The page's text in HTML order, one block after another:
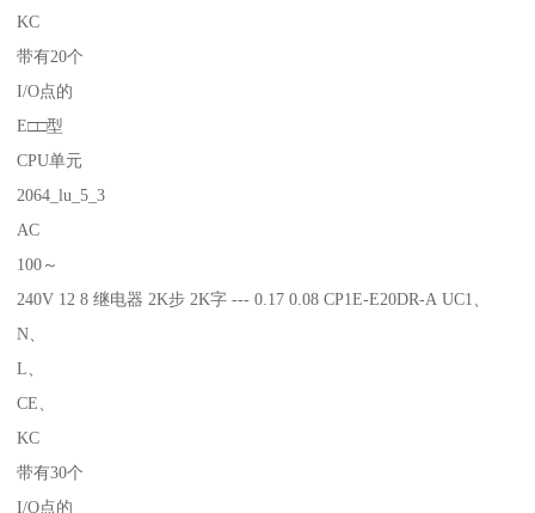
KC
带有20个
I/O点的
E□□型
CPU单元
2064_lu_5_3
AC
100～
240V 12 8 继电器 2K步 2K字 --- 0.17 0.08 CP1E-E20DR-A UC1、
N、
L、
CE、
KC
带有30个
I/O点的